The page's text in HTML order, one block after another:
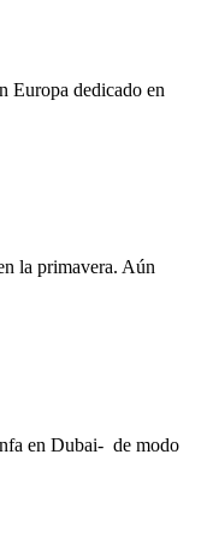
Europa dedicado en
la primavera. Aún
en Dubai- de modo